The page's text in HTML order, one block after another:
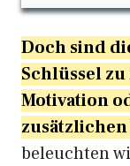
Doch sind
Schlüssel
Motivation
beleuchten